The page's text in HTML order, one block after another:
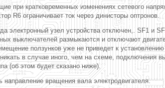
при кратковременных изменениях сетевого
R6 ограничивает ток через динисторы оптронов.
узел устройства отключен,. SF1 и
выключателей размыкаются и отключают
ползунков уже не приведет к
в случае иного, чем на схеме, подключения
(об этом будет сказано ниже).
вращения вала электродвигателя.